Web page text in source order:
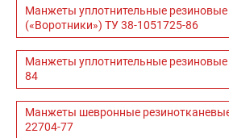
Манжеты уплотнительные
(«Воротники») ТУ 38-1051725-86
Манжеты уплотнительные
84
Манжеты шевронные
22704-77